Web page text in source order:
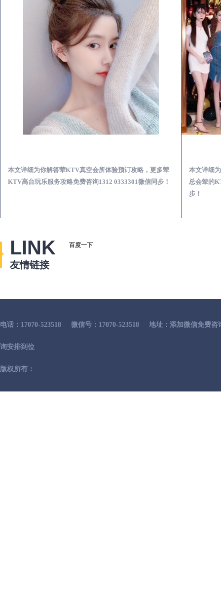
本文详细为你解答荤KTV真空会所体验预订攻略，更多荤
KTV高台玩乐服务攻略免费咨询1312 0333301微信同步！
本文详细
总会荤的
步！
LINK
友情链接
百度一下
电话：17070-523518 微信号：17070-523518 地址：添加微信免费
询安排到位
版权所有：